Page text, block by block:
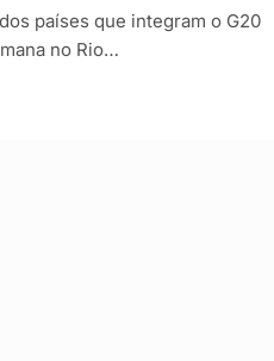
países que integram o G20
no Rio…